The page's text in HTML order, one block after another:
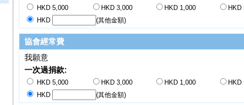
HKD 5,000 HKD 3,000 HKD 1,000
HKD
HKD
(其他金額)
協會經常費
我願意
一次過捐款:
HKD 5,000 HKD 3,000 HKD 1,000
HKD
HKD
(其他金額)